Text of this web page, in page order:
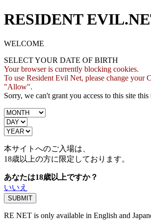
RESIDENT
WELCOME
SELECT YOUR DATE OF BIRTH
Your browser is currently blocking cookies.
To use Resident Evil Net, please change your
"Allow".
Sorry, we can't grant you access to this site this
本サイトへのご入場は、
18歳以上の方に限定しております。
あなたは18歳以上ですか？
いいえ
RE NET is only available in English and